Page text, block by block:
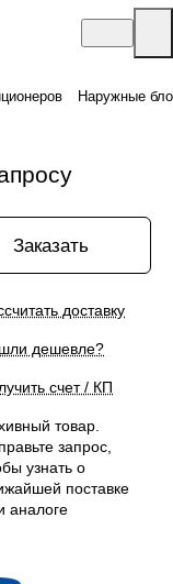
Наружные
Заказать
доставку
дешевле?
счет / КП
товар.
запрос,
узнать о
поставке
аналоге